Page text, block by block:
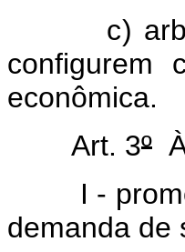
c) arbitrar
configurem
econômica.
Art. 3º
I -
demanda de